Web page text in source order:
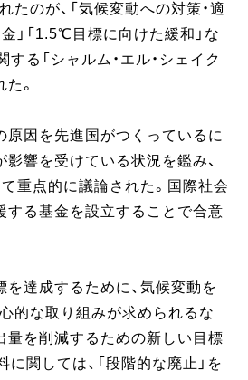
たのが、「気候変動への対策・適
」「1.5℃目標に向けた緩和」な
る「シャルム・エル・シェイク
。
原因を先進国がつくっているに
影響を受けている状況を鑑み、
て重点的に議論された。国際社会
する基金を設立することで合意
を達成するために、気候変動を
的な取り組みが求められるな
量を削減するための新しい目標
関しては、「段階的な廃止」を